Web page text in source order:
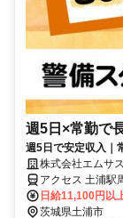
週5日×常勤で
週5日で安定収入｜
備スタッフ
株式会社エムサ
アクセス 土浦
日給11,100円以
茨城県土浦市